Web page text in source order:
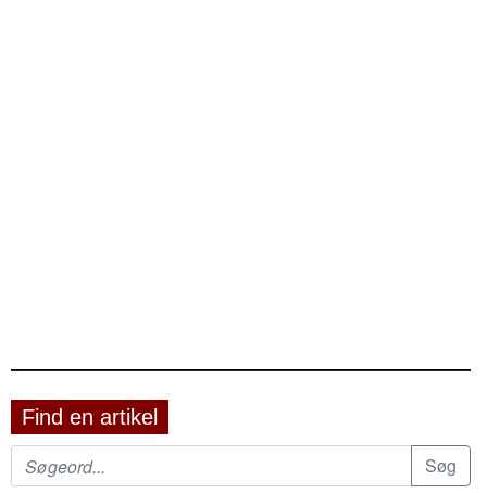
Find en artikel